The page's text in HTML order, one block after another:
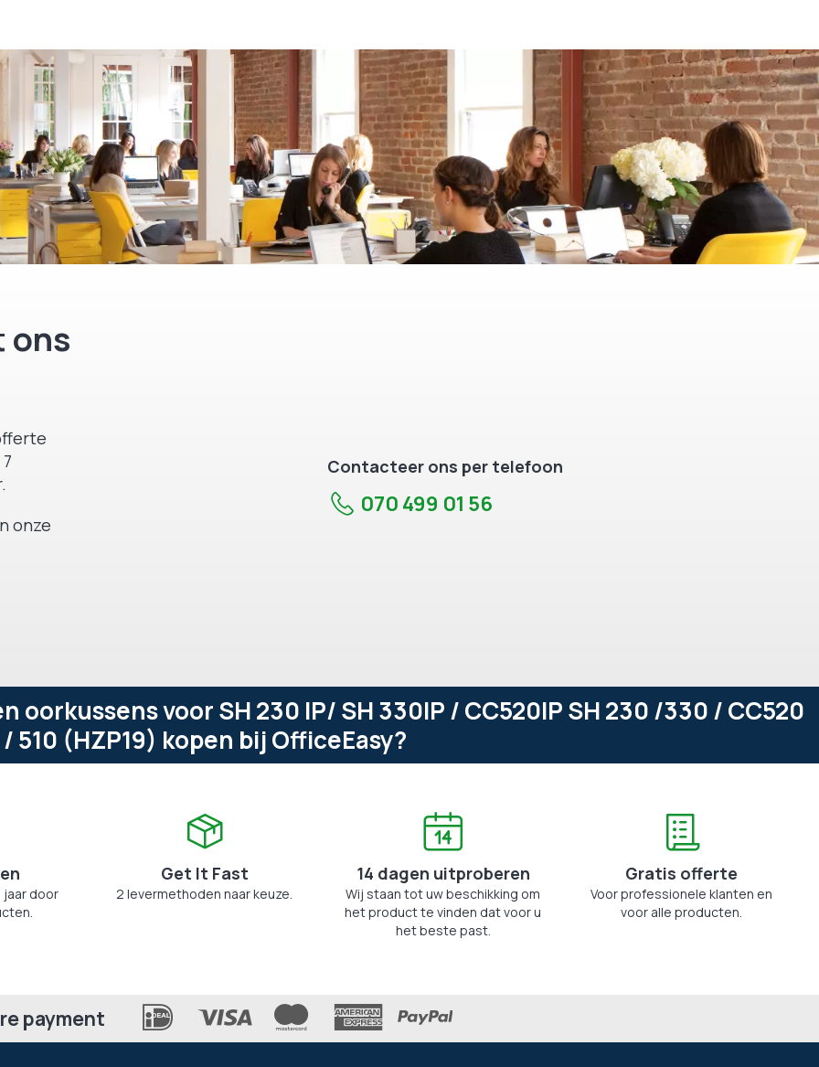
ons
onze
Contacteer ons per telefoon
070 499 01 56
voor SH 230 IP/ SH 330IP / CC520IP SH 230 /330 / CC520
/ 510 (HZP19) kopen bij OfficeEasy?
jaar door
Get It Fast
2 levermethoden naar keuze.
14 dagen uitproberen
Wij staan tot uw beschikking om
het product te vinden dat voor u
het beste past.
Gratis offerte
Voor professionele klanten en
voor alle producten.
payment